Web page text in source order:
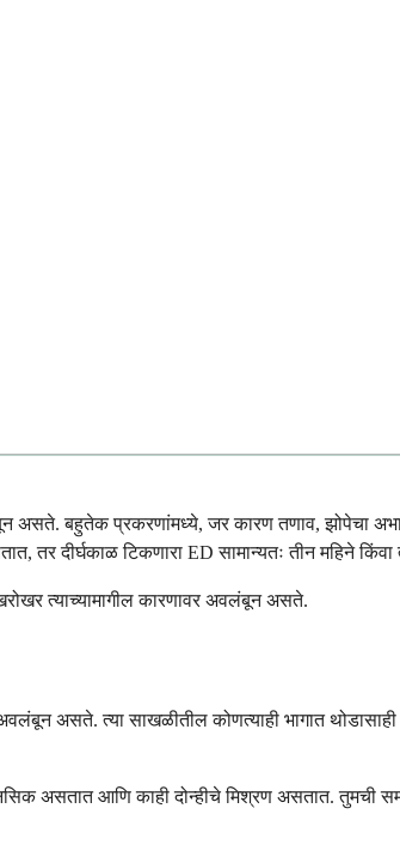
असते. बहुतेक प्रकरणांमध्ये, जर कारण तणाव, झोपेचा
तर दीर्घकाळ टिकणारा ED सामान्यतः तीन महिने
त्याच्यामागील कारणावर अवलंबून असते.
अवलंबून असते. त्या साखळीतील कोणत्याही भागात
असतात आणि काही दोन्हीचे मिश्रण असतात. तुमची